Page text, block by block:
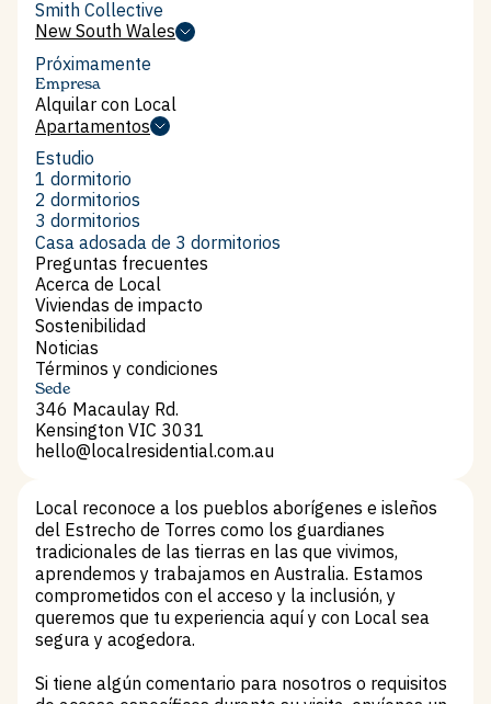
Smith Collective
Smith Collective
New South Wales
New South Wales
Próximamente
Empresa
Alquilar con Local
Alquilar con Local
Apartamentos
Apartamentos
Estudio
Estudio
1 dormitorio
1 dormitorio
2 dormitorios
2 dormitorios
3 dormitorios
3 dormitorios
Casa adosada de 3 dormitorios
Casa adosada de 3 dormitorios
Preguntas frecuentes
Preguntas frecuentes
Acerca de Local
Acerca de Local
Viviendas de impacto
Viviendas de impacto
Sostenibilidad
Sostenibilidad
Noticias
Noticias
Términos y condiciones
Términos y condiciones
Sede
346 Macaulay Rd.
Kensington VIC 3031
hello@localresidential.com.au
Local reconoce a los pueblos aborígenes e isleños
del Estrecho de Torres como los guardianes
tradicionales de las tierras en las que vivimos,
aprendemos y trabajamos en Australia. Estamos
comprometidos con el acceso y la inclusión, y
queremos que tu experiencia aquí y con Local sea
segura y acogedora.
Si tiene algún comentario para nosotros o requisitos